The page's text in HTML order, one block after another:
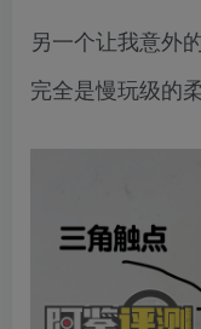
另一个让我意外
完全是慢玩级的